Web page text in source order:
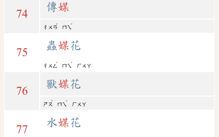
74
傳媒
ㄔㄨㄢ
ˊ
ㄇㄟ
ˊ
75
蟲媒花
ㄔㄨㄥ
ˊ
ㄇㄟ
ˊ
ㄏㄨㄚ
76
獸媒花
ㄕㄡ
ˋ
ㄇㄟ
ˊ
ㄏㄨㄚ
77
水媒花